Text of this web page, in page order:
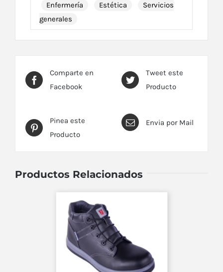
Enfermería
Estética
Servicios
generales
Comparte en
Facebook
Tweet este
Producto
Pinea este
Producto
Envia por Mail
Productos Relacionados